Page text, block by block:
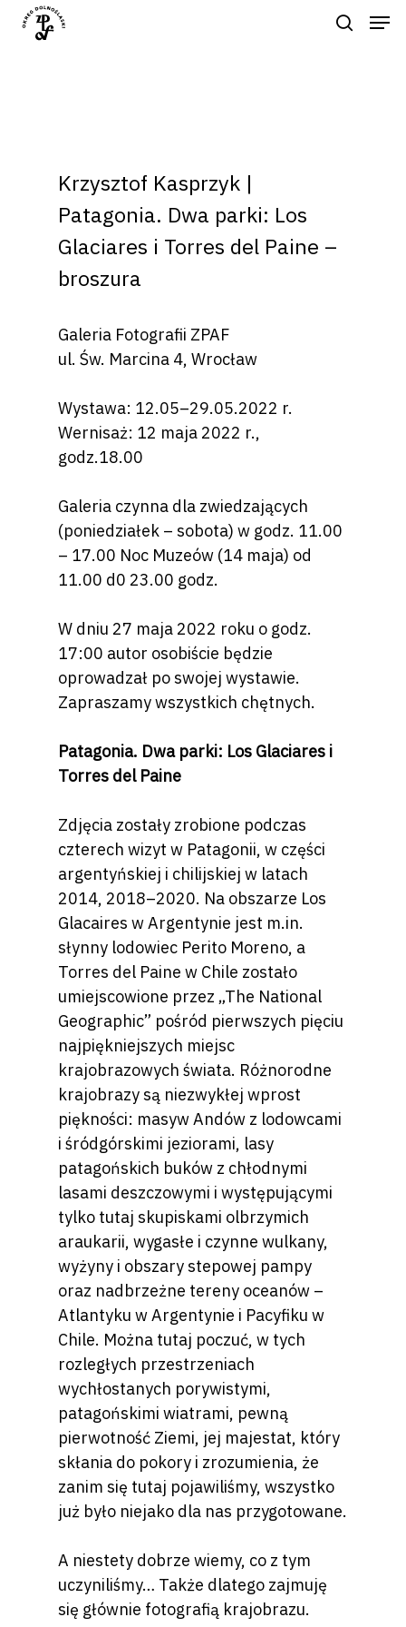
Krzysztof Kasprzyk |
Patagonia. Dwa parki: Los
Glaciares i Torres del Paine –
broszura
Galeria Fotografii ZPAF
ul. Św. Marcina 4, Wrocław
Wystawa: 12.05–29.05.2022 r.
Wernisaż: 12 maja 2022 r.,
godz.18.00
Galeria czynna dla zwiedzających
(poniedziałek – sobota) w godz. 11.00
– 17.00 Noc Muzeów (14 maja) od
11.00 d0 23.00 godz.
W dniu 27 maja 2022 roku o godz.
17:00 autor osobiście będzie
oprowadzał po swojej wystawie.
Zapraszamy wszystkich chętnych.
Patagonia. Dwa parki: Los Glaciares i
Torres del Paine
Zdjęcia zostały zrobione podczas
czterech wizyt w Patagonii, w części
argentyńskiej i chilijskiej w latach
2014, 2018–2020. Na obszarze Los
Glacaires w Argentynie jest m.in.
słynny lodowiec Perito Moreno, a
Torres del Paine w Chile zostało
umiejscowione przez „The National
Geographic” pośród pierwszych pięciu
najpiękniejszych miejsc
krajobrazowych świata. Różnorodne
krajobrazy są niezwykłej wprost
piękności: masyw Andów z lodowcami
i śródgórskimi jeziorami, lasy
patagońskich buków z chłodnymi
lasami deszczowymi i występującymi
tylko tutaj skupiskami olbrzymich
araukarii, wygasłe i czynne wulkany,
wyżyny i obszary stepowej pampy
oraz nadbrzeżne tereny oceanów –
Atlantyku w Argentynie i Pacyfiku w
Chile. Można tutaj poczuć, w tych
rozległych przestrzeniach
wychłostanych porywistymi,
patagońskimi wiatrami, pewną
pierwotność Ziemi, jej majestat, który
skłania do pokory i zrozumienia, że
zanim się tutaj pojawiliśmy, wszystko
już było niejako dla nas przygotowane.
A niestety dobrze wiemy, co z tym
uczyniliśmy… Także dlatego zajmuję
się głównie fotografią krajobrazu.